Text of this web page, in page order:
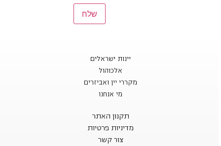
יינות ישראלים
אלכוהול
מקררי יין ואביזרים
מי אנחנו
תקנון האתר
מדיניות פרטיות
צור קשר